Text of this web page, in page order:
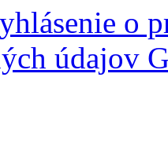
o
údajov